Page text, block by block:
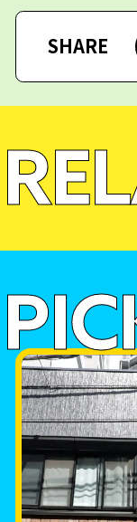
SHARE